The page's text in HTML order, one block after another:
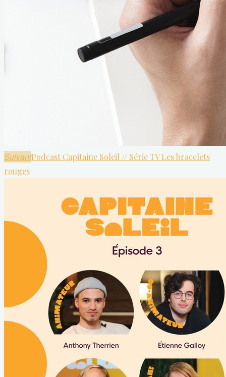
SuivantPodcast Capitaine Soleil // Série TV Les bracelets
rouges